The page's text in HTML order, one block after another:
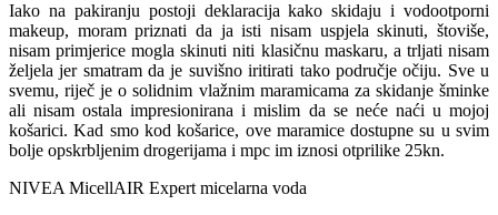
Iako na pakiranju postoji deklaracija kako skidaju i vodootporni
makeup, moram priznati da ja isti nisam uspjela skinuti, štoviše,
nisam primjerice mogla skinuti niti klasičnu maskaru, a trljati nisam
željela jer smatram da je suvišno iritirati tako područje očiju. Sve u
svemu, riječ je o solidnim vlažnim maramicama za skidanje šminke
ali nisam ostala impresionirana i mislim da se neće naći u mojoj
košarici. Kad smo kod košarice, ove maramice dostupne su u svim
bolje opskrbljenim drogerijama i mpc im iznosi otprilike 25kn.
NIVEA MicellAIR Expert micelarna voda